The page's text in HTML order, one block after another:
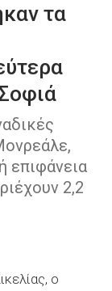
τα
επιφάνεια
2,2
ο